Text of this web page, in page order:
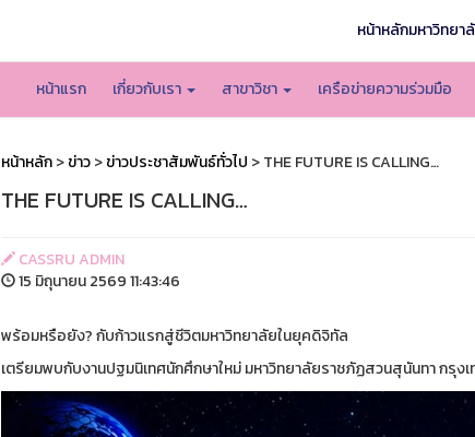
หน้าหลักมหาวิทยา
หน้าแรก เกี่ยวกับเรา สาขาวิชา เครือข่ายความร่วมมือ
หน้าหลัก>ข่าว>ข่าวประชาสัมพันธ์ทั่วไป > THE FUTURE IS CALLING…
THE FUTURE IS CALLING…
CASSRU ADMIN
15 มิถุนายน 2569 11:43:46
พร้อมหรือยัง? กับก้าวแรกสู่ชีวิตมหาวิทยาลัยในยุคดิจิทัล
เตรียมพบกับงานปฐมนิเทศนักศึกษาใหม่ มหาวิทยาลัยราชภัฏสวนสุนันทา กรุง